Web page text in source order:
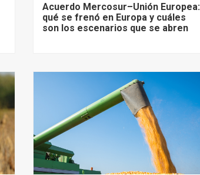
Acuerdo Mercosur–Unión Europea:
qué se frenó en Europa y cuáles
son los escenarios que se abren